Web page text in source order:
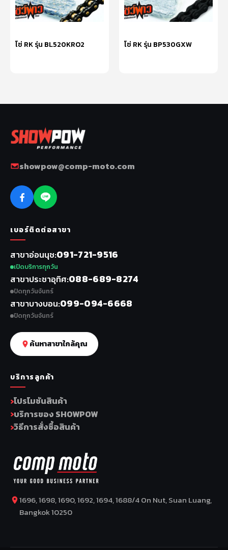
โซ่ RK รุ่น BL520KRO2 โซ่ RK รุ่น BP530GXW
showpow@comp-moto.com
เบอร์ติดต่อสาขา
สาขาอ่อนนุช 091-721-9516
เปิดบริการทุกวัน
สาขาประชาอุทิศ 088-689-8274
ปิดทุกวันจันทร์
สาขาบางบอน 099-094-6668
ปิดทุกวันจันทร์
ค้นหาสาขาใกล้คุณ
บริการลูกค้า
โปรโมชันสินค้า
บริการของ SHOWPOW
วิธีการสั่งซื้อสินค้า
1696, 1698, 1690, 1692, 1694, 1688/4 On Nut, Suan Luang,
Bangkok 10250